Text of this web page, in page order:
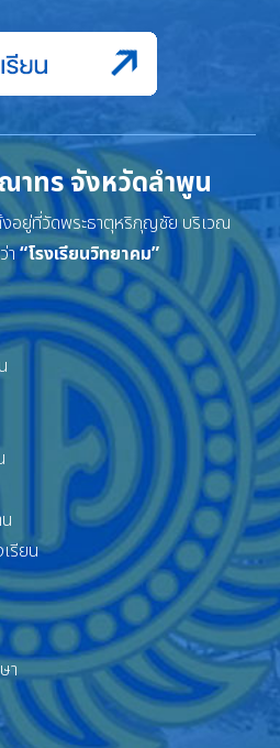
าทร จังหวัดลำพูน
อยู่ที่วัดพระธาตุหริภุญชัย บริเวณ
า“โรงเรียนวิทยาคม”
รียน
า